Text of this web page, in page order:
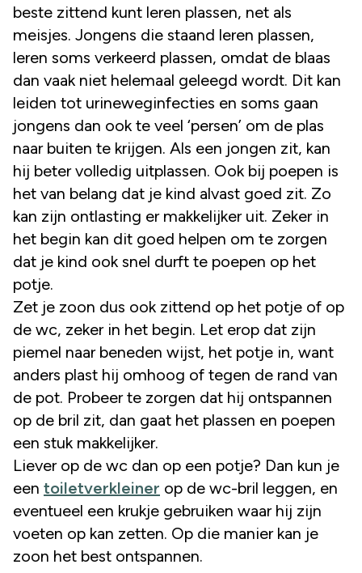
beste zittend kunt leren plassen, net als
meisjes. Jongens die staand leren plassen,
leren soms verkeerd plassen, omdat de blaas
dan vaak niet helemaal geleegd wordt. Dit kan
leiden tot urineweginfecties en soms gaan
jongens dan ook te veel ‘persen’ om de plas
naar buiten te krijgen. Als een jongen zit, kan
hij beter volledig uitplassen. Ook bij poepen is
het van belang dat je kind alvast goed zit. Zo
kan zijn ontlasting er makkelijker uit. Zeker in
het begin kan dit goed helpen om te zorgen
dat je kind ook snel durft te poepen op het
potje.
Zet je zoon dus ook zittend op het potje of op
de wc, zeker in het begin. Let erop dat zijn
piemel naar beneden wijst, het potje in, want
anders plast hij omhoog of tegen de rand van
de pot. Probeer te zorgen dat hij ontspannen
op de bril zit, dan gaat het plassen en poepen
een stuk makkelijker.
Liever op de wc dan op een potje? Dan kun je
een toiletverkleiner op de wc-bril leggen, en
eventueel een krukje gebruiken waar hij zijn
voeten op kan zetten. Op die manier kan je
zoon het best ontspannen.